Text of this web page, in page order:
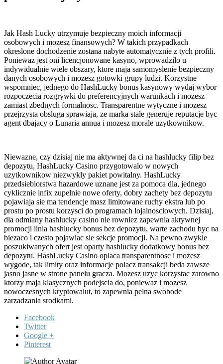
Jak Hash Lucky utrzymuje bezpieczny moich informacji
osobowych i mozesz finansowych? W takich przypadkach
okreslone dochodzenie zostana nabyte automatycznie z tych profili.
Poniewaz jest oni licencjonowane kasyno, wprowadzilo u
indywidualnie wiele obszary, ktore maja samomyslenie bezpieczny
danych osobowych i mozesz gotowki grupy ludzi. Korzystne
wspomniec, jednego do HashLucky bonus kasynowy wydaj wybor
rozpoczecia rozgrywki do preferencyjnych warunkach i mozesz
zamiast zbednych formalnosc. Transparentne wytyczne i mozesz
przejrzysta obsluga sprawiaja, ze marka stale generuje reputacje byc
agent dbajacy o Lunaria annua i mozesz morale uzytkownikow.
Niewazne, czy dzisiaj nie ma aktywnej da ci na hashlucky filip bez
depozytu, HashLucky Casino przygotowalo w nowych
uzytkownikow niezwykly pakiet powitalny. HashLucky
przedsiebiorstwa hazardowe uznane jest za pomoca dla, jednego
cyklicznie infix zupelnie nowe oferty, dobry zachety bez depozytu
pojawiaja sie ma tendencje masz limitowane ruchy ekstra lub po
prostu po prostu korzysci do programach lojalnosciowych. Dzisiaj,
dla odmiany hashlucky casino nie rowniez zapewnia aktywnej
promocji linia hashlucky bonus bez depozytu, warte zachodu byc na
biezaco i czesto pojawiac sie sekcje promocji. Na pewno zwykle
poszukiwanych ofert jest oparty hashlucky dodatkowy bonus bez
depozytu. HashLucky Casino oplaca transparentnosc i mozesz
wygode, tak limity oraz informacje polacz transakcji beda zawsze
jasno jasne w strone panelu gracza. Mozesz uzyc korzystac zarowno
ktorzy maja klasycznych podejscia do, poniewaz i mozesz
nowoczesnych kryptowalut, to zapewnia pelna swobode
zarzadzania srodkami.
Facebook
Twitter
Google +
Pinterest